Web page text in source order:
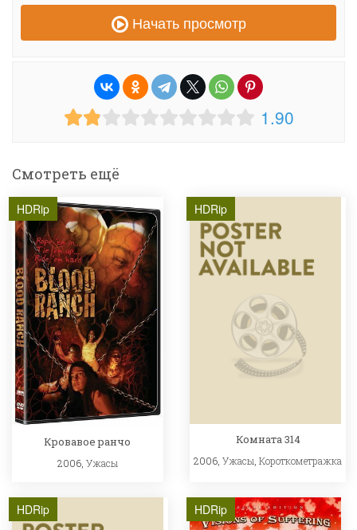
Начать просмотр
1.90
Смотреть ещё
HDRip
Кровавое ранчо
2006, Ужасы
HDRip
Комната 314
2006,Ужасы ,Короткометражка
HDRip HDRip